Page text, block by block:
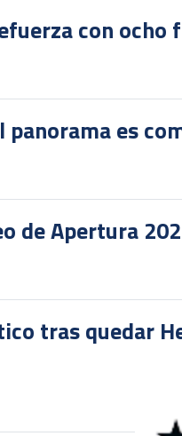
con
panorama es
de Apertura
tras quedar